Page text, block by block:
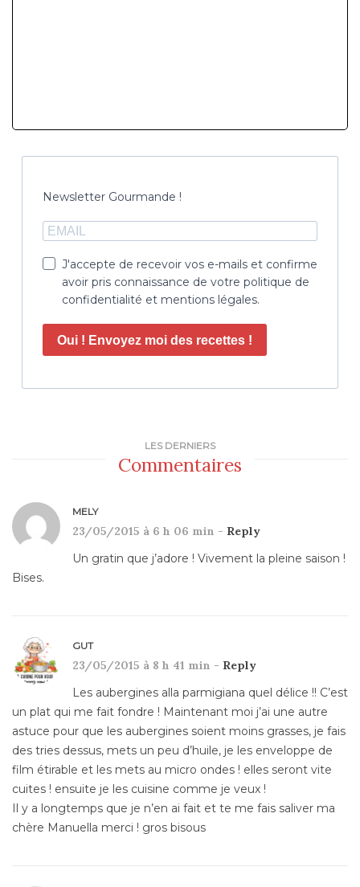
Newsletter Gourmande !
J'accepte de recevoir vos e-mails et confirme
avoir pris connaissance de votre politique de
confidentialité et mentions légales.
Oui ! Envoyez moi des recettes !
LES DERNIERS
Commentaires
MELY
23/05/2015 à 6 h 06 min - Reply
Un gratin que j’adore ! Vivement la pleine saison !
Bises.
GUT
23/05/2015 à 8 h 41 min - Reply
Les aubergines alla parmigiana quel délice !! C’est
un plat qui me fait fondre ! Maintenant moi j’ai une autre
astuce pour que les aubergines soient moins grasses, je fais
des tries dessus, mets un peu d’huile, je les enveloppe de
film étirable et les mets au micro ondes ! elles seront vite
cuites ! ensuite je les cuisine comme je veux !
Il y a longtemps que je n’en ai fait et te me fais saliver ma
chère Manuella merci ! gros bisous